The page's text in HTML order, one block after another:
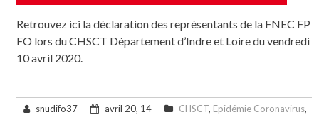
Retrouvez ici la déclaration des représentants de la FNEC FP
FO lors du CHSCT Département d’Indre et Loire du vendredi
10 avril 2020.
snudifo37 avril 20, 14 CHSCT, Epidémie Coronavirus,